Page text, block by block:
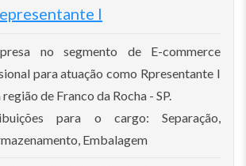
I
no segmento de E-commerce
para atuação como Rpresentante I
de Franco da Rocha - SP.
para o cargo: Separação,
Embalagem